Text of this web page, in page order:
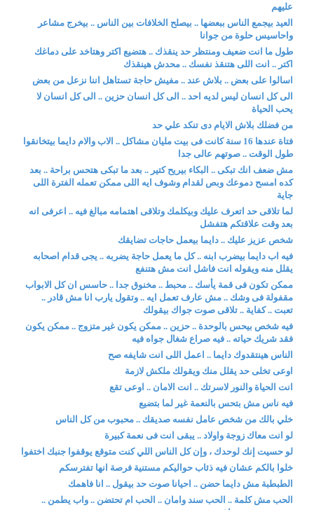
عليهم
العيد بيجمع الناس ببعضها .. بيصلح الخلافات بين الناس .. بيخرج مشاعر
واحاسيس حلوة من جوانا
طول ما انت ضعيف ومنتظر حد ينقذك .. هتضيع اكتر وهتاخد على دماغك
اكتر .. انت اللى هتنقذ نفسك .. محدش هينقذك
اسالوا على بعض .. بلاش عند .. مفيش حاجة تستاهل اننا نزعل من بعض
الى كل انسان ليس لديه احد .. الى كل انسان حزين .. الى كل انسان لا
يحب الحياة
من فضلك بلاش الايام دى تنكد علي حد
فتاة عندها 16 سنة كانت فى بيت مليان مشاكل .. الاب والام دايما بيتخانقوا
طول الوقت .. صوتهم عالى جدا
مش ضعف انك تبكى .. البكاء بيريح كتير .. بعد ما تبكى هتحس براحة .. بعد
كده امسح دموعك وبص لقدام وشوف ايه اللى ممكن تعمله الفترة اللى
جاية
لما تلاقى حد اتعرف عليك وبيكلمك وتلاقى اهتمامه مبالغ فيه .. اعرفى انه
بعد وقت علاقتكم هتفشل
شخص عزيز عليك .. دايما بيعمل حاجات تضايقك
فيه اب دايما بيضرب ابنه .. كل ما يعمل حاجة يضربه .. يجى قدام اصحابه
يقلل منه ويقوله انت فاشل انت مش هتنفع
ممكن تكون فى قمة يأسك .. محبط .. مخنوق جدا .. حاسس ان كل الابواب
مقفولة فى وشك .. مش عارف تعمل ايه .. وتقول يارب انا مش قادر ..
تعبت .. كفاية .. تلاقى صوت جواك بيقولك
فيه شخص بيحس بالوحدة .. حزين .. ممكن يكون غير متزوج .. ممكن يكون
فقد شريك حياته .. فيه صراع شغال جواه فيه
الناس هينتقدوك دايما .. اعمل اللى انت شايفه صح
اوعى تخلى حد يقلل منك ويقولك ملكش لازمة
انت الحياة والنور لاسرتك .. انت الامان .. اوعى تقع
فيه ناس مش بتحس بالنعمة غير لما بتضيع
خلي بالك من شخص عامل نفسه صديقك .. محبوب من كل الناس
لو انت معاك زوجة واولاد .. يبقى انت فى نعمة كبيرة
لو حسيت إنك لوحدك ، وإن كل الناس اللي كنت متوقع يوقفوا جنبك اختفوا
خلوا بالكم عشان فيه ذئاب حواليكم مستنية فرصة انها تفترسكم
الطبطبة مش دايما حضن .. احيانا صوت حد بيقول .. انا فاهمك
الحب مش كلمة .. الحب سند وامان .. الحب ام تحتضن .. واب يطمن ..